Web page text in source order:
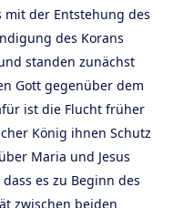
der Entstehung des
des Korans
standen zunächst
Gott gegenüber dem
ist die Flucht früher
König ihnen Schutz
Maria und Jesus
es zu Beginn des
zwischen beiden